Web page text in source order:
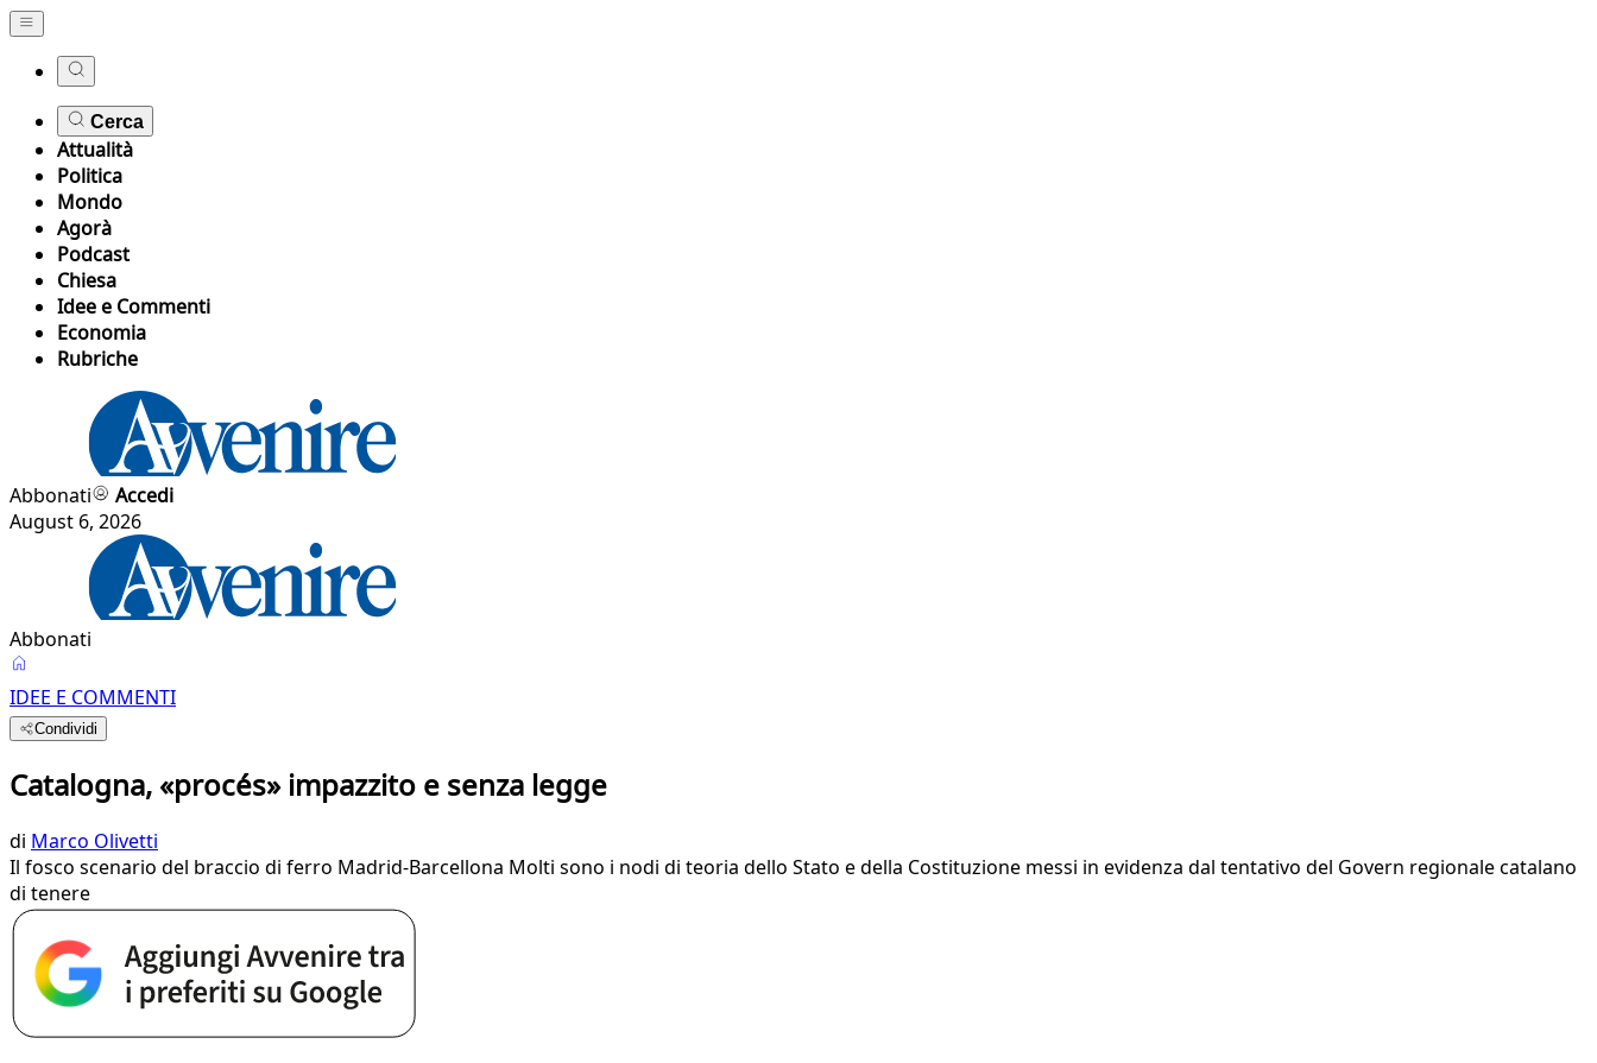
Cerca
Attualità
Politica
Mondo
Agorà
Podcast
Chiesa
Idee e Commenti
Economia
Rubriche
Abbonati
Accedi
August 6, 2026
Abbonati
IDEE E COMMENTI
Condividi
Catalogna, «procés» impazzito e senza legge
di Marco Olivetti
Il fosco scenario del braccio di ferro Madrid-Barcellona Molti sono i nodi di teoria dello Stato e della Costituzione messi in evidenza dal tentativo del Govern regionale catalano
di tenere